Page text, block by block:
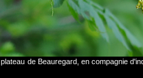
de Beauregard, en compagnie